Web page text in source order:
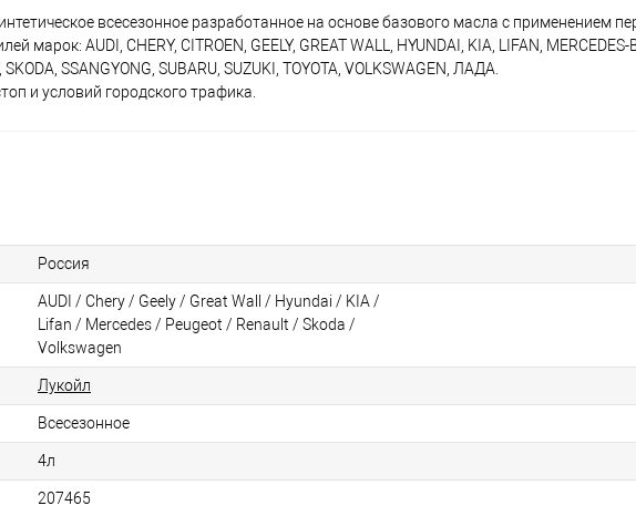
всесезонное разработанное на основе базового масла с применением
AUDI, CHERY, CITROEN, GEELY, GREAT WALL, HYUNDAI, KIA, LIFAN, MERCEDES-
SSANGYONG, SUBARU, SUZUKI, TOYOTA, VOLKSWAGEN, ЛАДА.
и условий городского трафика.
Россия
AUDI / Chery / Geely / Great Wall / Hyundai / KIA /
Lifan / Mercedes / Peugeot / Renault / Skoda /
Volkswagen
Лукойл
Всесезонное
4л
207465